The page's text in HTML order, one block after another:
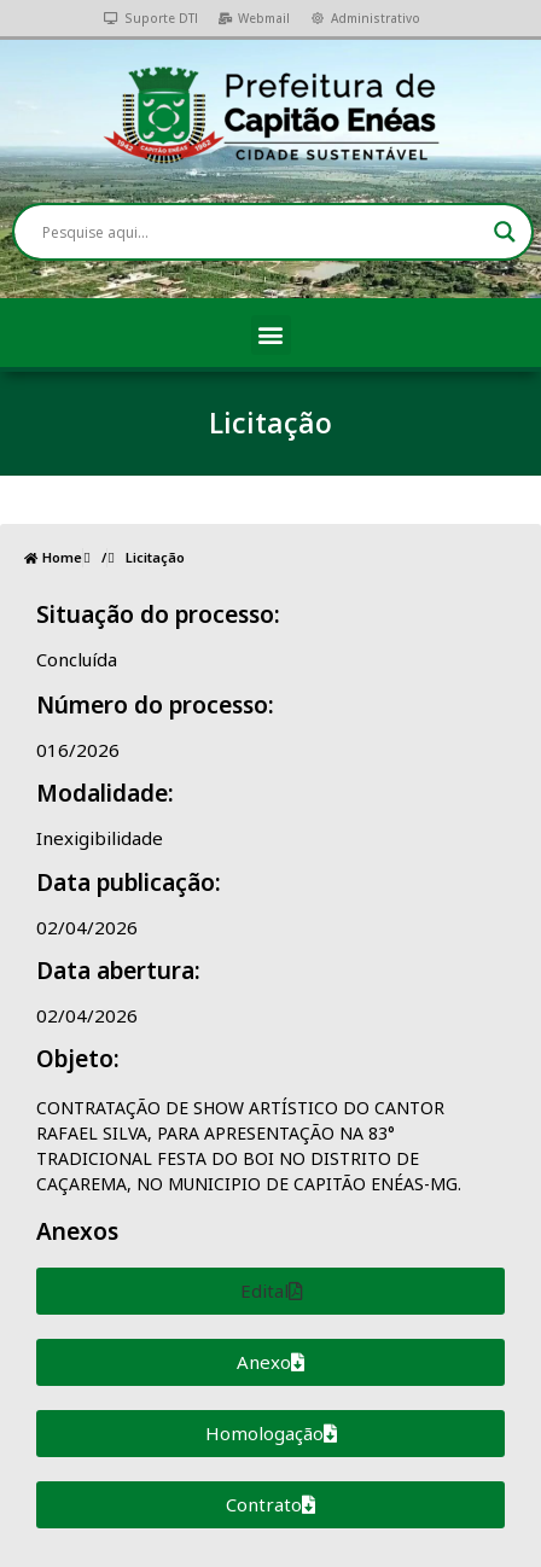
Suporte DTI Webmail Administrativo
Licitação
Home / Licitação
Situação do processo:
Concluída
Número do processo:
016/2026
Modalidade:
Inexigibilidade
Data publicação:
02/04/2026
Data abertura:
02/04/2026
Objeto:
CONTRATAÇÃO DE SHOW ARTÍSTICO DO CANTOR
RAFAEL SILVA, PARA APRESENTAÇÃO NA 83°
TRADICIONAL FESTA DO BOI NO DISTRITO DE
CAÇAREMA, NO MUNICIPIO DE CAPITÃO ENÉAS-MG.
Anexos
Edital
Anexo
Homologação
Contrato